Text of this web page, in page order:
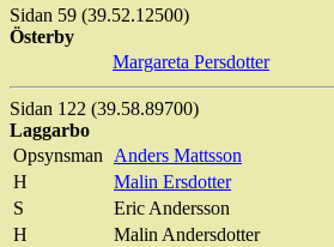
Sidan 59 (39.52.12500)
Österby
Margareta Persdotter
Sidan 122 (39.58.89700)
Laggarbo
Opsynsman Anders Mattsson
H
Malin Ersdotter
S
EricAndersson
H
Malin Andersdotter